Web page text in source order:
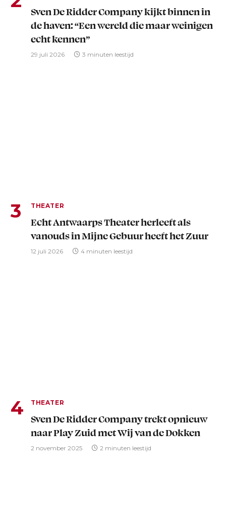
Sven De Ridder Company kijkt binnen in
de haven: “Een wereld die maar weinigen
echt kennen”
29 juli 2026 3 minuten leestijd
THEATER
Echt Antwaarps Theater herleeft als
vanouds in Mijne Gebuur heeft het Zuur
12 juli 2026 4 minuten leestijd
THEATER
Sven De Ridder Company trekt opnieuw
naar Play Zuid met Wij van de Dokken
2 november 2025 2 minuten leestijd